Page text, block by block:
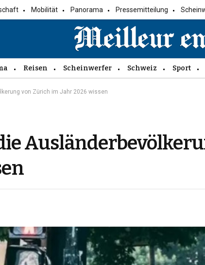
Mobilität Panorama Pressemitteilung
Reisen Scheinwerfer Schweiz Sport
von Zürich im Jahr 2026 wissen